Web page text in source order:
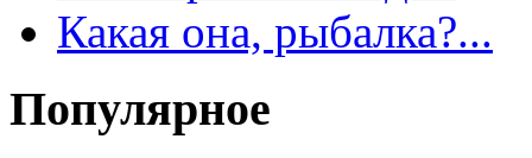
Какая она, рыбалка?...
Популярное